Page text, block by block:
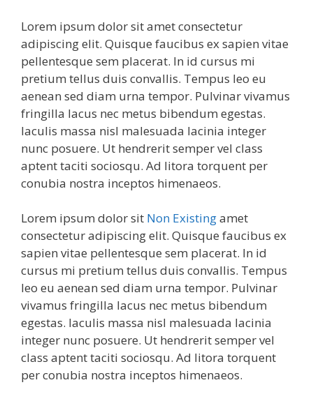
Lorem ipsum dolor sit amet consectetur
adipiscing elit. Quisque faucibus ex sapien vitae
pellentesque sem placerat. In id cursus mi
pretium tellus duis convallis. Tempus leo eu
aenean sed diam urna tempor. Pulvinar vivamus
fringilla lacus nec metus bibendum egestas.
Iaculis massa nisl malesuada lacinia integer
nunc posuere. Ut hendrerit semper vel class
aptent taciti sociosqu. Ad litora torquent per
conubia nostra inceptos himenaeos.
Lorem ipsum dolor sit Non Existingamet
consectetur adipiscing elit. Quisque faucibus ex
sapien vitae pellentesque sem placerat. In id
cursus mi pretium tellus duis convallis. Tempus
leo eu aenean sed diam urna tempor. Pulvinar
vivamus fringilla lacus nec metus bibendum
egestas. Iaculis massa nisl malesuada lacinia
integer nunc posuere. Ut hendrerit semper vel
class aptent taciti sociosqu. Ad litora torquent
per conubia nostra inceptos himenaeos.